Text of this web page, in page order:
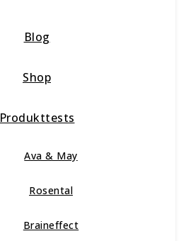
Blog
Shop
Produkttests
Ava & May
Rosental
Braineffect